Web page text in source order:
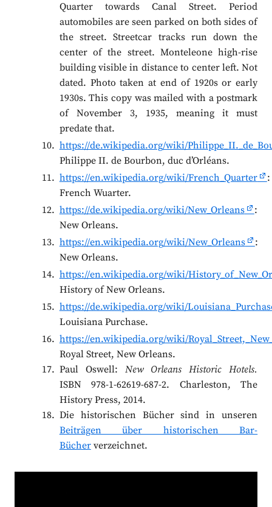
Quarter towards Canal Street. Period
automobiles are seen parked on both sides of
the street. Streetcar tracks run down the
center of the street. Monteleone high-rise
building visible in distance to center left. Not
dated. Photo taken at end of 1920s or early
1930s. This copy was mailed with a postmark
of November 3, 1935, meaning it must
predate that.
https://de.wikipedia.org/wiki/
Philippe II. de Bourbon, duc d’Orléans.
https://en.wikipedia.org/wiki/French_Quarter
:
French Wuarter.
https://de.wikipedia.org/wiki/New_Orleans
:
New Orleans.
https://en.wikipedia.org/wiki/New_Orleans
:
New Orleans.
https://en.wikipedia.org/wiki/
History of New Orleans.
https://de.wikipedia.org/wiki/
Louisiana Purchase.
https://en.wikipedia.org/wiki/
Royal Street, New Orleans.
Paul Oswell: New Orleans Historic Hotels.
ISBN 978-1-62619-687-2. Charleston, The
History Press, 2014.
Die historischen Bücher sind in unseren
Beiträgen über historischen Bar-
Bücherverzeichnet.